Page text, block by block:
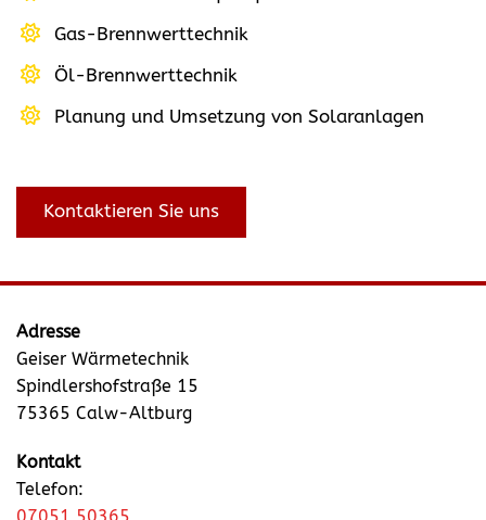
Gas-Brennwerttechnik
Öl-Brennwerttechnik
Planung und Umsetzung von Solaranlagen
Kontaktieren Sie uns
Adresse
Geiser Wärmetechnik
Spindlershofstraße 15
75365 Calw-Altburg
Kontakt
Telefon:
07051 50365